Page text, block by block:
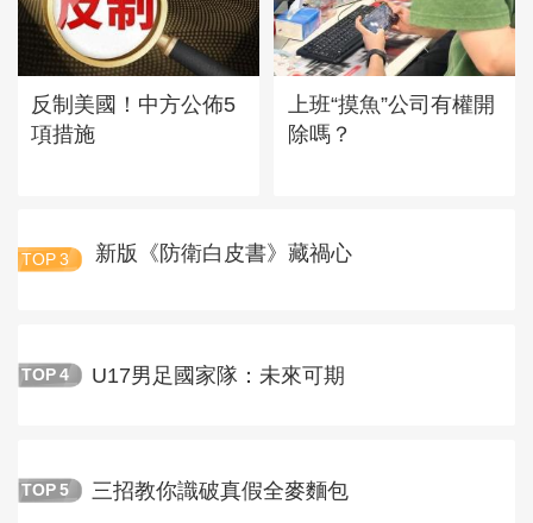
反制美國！中方公佈5
項措施
上班“摸魚”公司有權開
除嗎？
TOP 3 新版《防衛白皮書》藏禍心
TOP 4 U17男足國家隊：未來可期
TOP 5 三招教你識破真假全麥麵包